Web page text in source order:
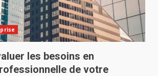
les besoins en
de votre